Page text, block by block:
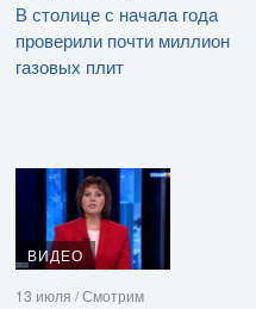
В столице с начала года
проверили почти миллион
газовых плит
ВИДЕО
13 июля / Смотрим